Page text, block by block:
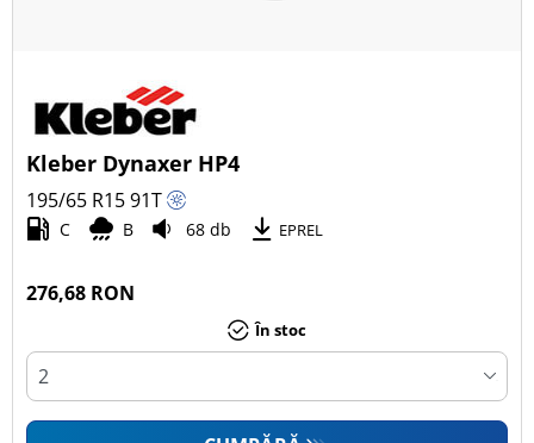
Kleber Dynaxer HP4
195/65 R1591T
C B 68 db EPREL
276,68 RON
În stoc